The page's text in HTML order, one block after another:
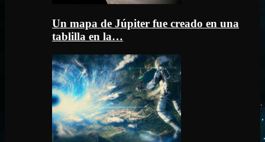
Un mapa de Júpiter fue creado en una
tablilla en la…